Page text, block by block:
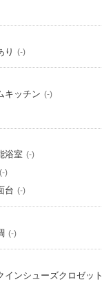
り (-)
キッチン (-)
浴室 (-)
(-)
台 (-)
(-)
インシューズクロゼット